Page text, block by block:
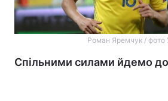
Роман Яремчук / фото
Спільними силами йдемо